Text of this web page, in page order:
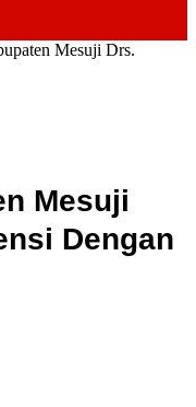
Mesuji Drs.
Mesuji
Dengan